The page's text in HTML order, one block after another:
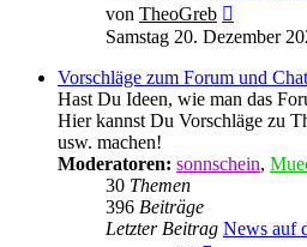
von TheoGreb
Beitrag
Samstag 20. Dezember
Vorschläge zum Forum und
Hast Du Ideen, wie man das
Hier kannst Du Vorschläge zu
usw. machen!
Moderatoren: sonnschein,
30 Themen
396 Beiträge
Letzter Beitrag News auf